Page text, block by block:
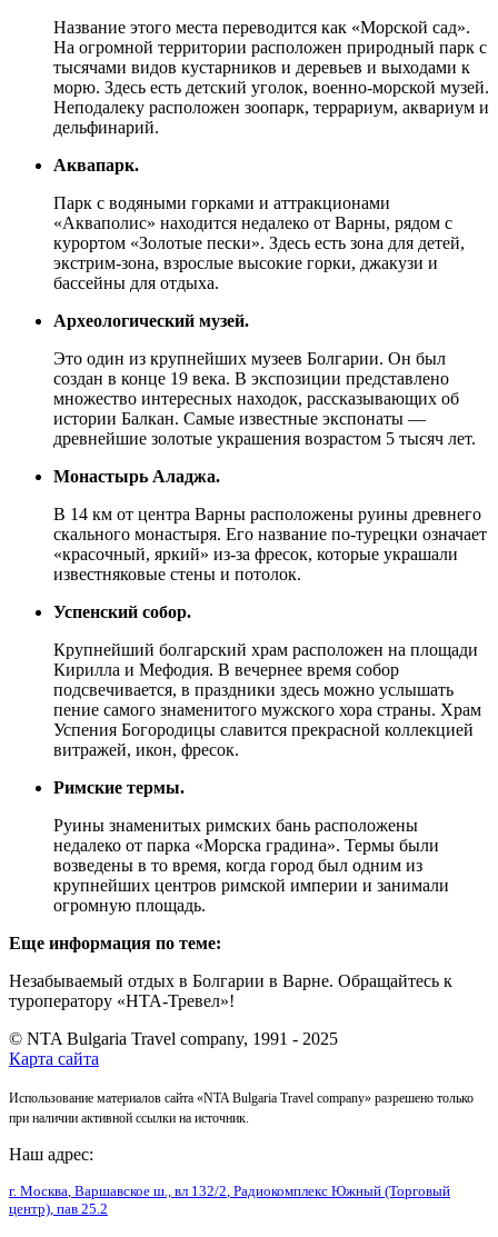
Название этого места переводится как «Морской сад».
На огромной территории расположен природный парк с
тысячами видов кустарников и деревьев и выходами к
морю. Здесь есть детский уголок, военно-морской музей.
Неподалеку расположен зоопарк, террариум, аквариум и
дельфинарий.
Аквапарк.
Парк с водяными горками и аттракционами
«Акваполис» находится недалеко от Варны, рядом с
курортом «Золотые пески». Здесь есть зона для детей,
экстрим-зона, взрослые высокие горки, джакузи и
бассейны для отдыха.
Археологический музей.
Это один из крупнейших музеев Болгарии. Он был
создан в конце 19 века. В экспозиции представлено
множество интересных находок, рассказывающих об
истории Балкан. Самые известные экспонаты —
древнейшие золотые украшения возрастом 5 тысяч лет.
Монастырь Аладжа.
В 14 км от центра Варны расположены руины древнего
скального монастыря. Его название по-турецки означает
«красочный, яркий» из-за фресок, которые украшали
известняковые стены и потолок.
Успенский собор.
Крупнейший болгарский храм расположен на площади
Кирилла и Мефодия. В вечернее время собор
подсвечивается, в праздники здесь можно услышать
пение самого знаменитого мужского хора страны. Храм
Успения Богородицы славится прекрасной коллекцией
витражей, икон, фресок.
Римские термы.
Руины знаменитых римских бань расположены
недалеко от парка «Морска градина». Термы были
возведены в то время, когда город был одним из
крупнейших центров римской империи и занимали
огромную площадь.
Еще информация по теме:
Незабываемый отдых в Болгарии в Варне. Обращайтесь к
туроператору «НТА-Тревел»!
© NTA Bulgaria Travel company, 1991 - 2025
Карта сайта
Использование материалов сайта «NTA Bulgaria Travel company» разрешено только
при наличии активной ссылки на источник.
Наш адрес:
г. Москва Варшавское ш., вл 132/2 , Радиокомплекс Южный (Торговый
центр), пав 25.2